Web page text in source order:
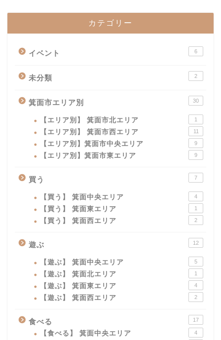
カテゴリー
イベント 6
未分類 2
箕面市エリア別 30
【エリア別】 箕面市北エリア 1
【エリア別】 箕面市西エリア 11
【エリア別】箕面市中央エリア 9
【エリア別】箕面市東エリア 9
買う 7
【買う】 箕面中央エリア 4
【買う】 箕面東エリア 1
【買う】 箕面西エリア 2
遊ぶ 12
【遊ぶ】 箕面中央エリア 5
【遊ぶ】 箕面北エリア 1
【遊ぶ】 箕面東エリア 4
【遊ぶ】 箕面西エリア 2
食べる 17
【食べる】 箕面中央エリア 4